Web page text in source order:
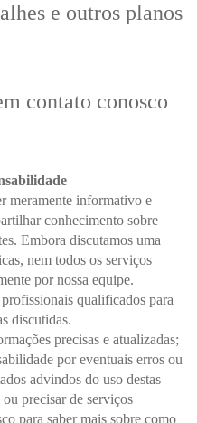
e outros planos
contato conosco
meramente informativo e
conhecimento sobre
Embora discutamos uma
nem todos os serviços
por nossa equipe.
qualificados para
discutidas.
precisas e atualizadas;
por eventuais erros ou
advindos do uso destas
precisar de serviços
para saber mais sobre como